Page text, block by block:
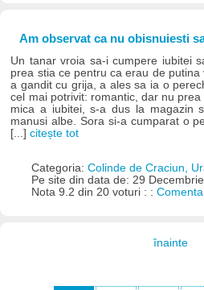
Am observat ca nu obisnuiesti
Un tanar vroia sa-i cumpere iubitei
prea stia ce pentru ca erau de
a gandit cu grija, a ales sa ia o
cel mai potrivit: romantic, dar nu
mica a iubitei, s-a dus la magazin
manusi albe. Sora si-a cumparat o
[...]citește tot
Categoria: Colinde de Craciun,
Pe site din data de: 29
Nota 9.2 din 20 voturi : :
înainte